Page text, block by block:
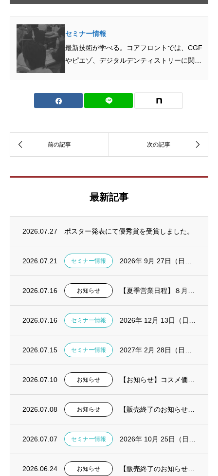
セミナー情報
最新技術が学べる。コアフロントでは、CGF
やピエゾ、デジタルデンティストリーに関す
最新記事
2026.07.27 ポスター発表にて優秀賞を受賞しました。
2026.07.21 セミナー情報
2026.07.16 お知らせ
2026.07.16 セミナー情報
2026.07.15 セミナー情報
2026.07.10 お知らせ
2026.07.08 お知らせ
2026.07.07 セミナー情報
2026.06.24 お知らせ